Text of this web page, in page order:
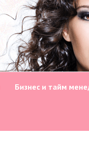
Бизнес и тайм